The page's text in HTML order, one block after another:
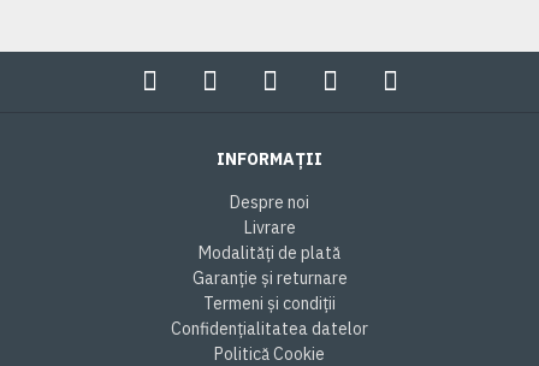
INFORMAȚII
Despre noi
Livrare
Modalități de plată
Garanție și returnare
Termeni și condiții
Confidențialitatea datelor
Politică Cookie